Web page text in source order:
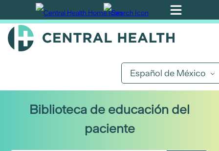
Ir
al
contenido
Español de México
Biblioteca de educación del
paciente